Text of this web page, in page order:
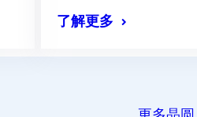
了解更多